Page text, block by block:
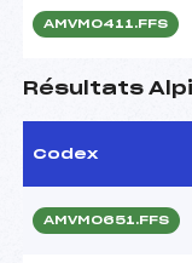
AMVM0411.FFS
Résultats
Codex
AMVM0651.FFS